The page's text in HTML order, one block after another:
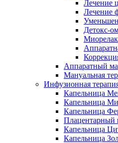
Лечение
Лечение
Детокс-
Аппаратный
Мануальная
Инфузионная
Капельница
Капельница
Капельница
Плацентарный
Капельница
Капельница